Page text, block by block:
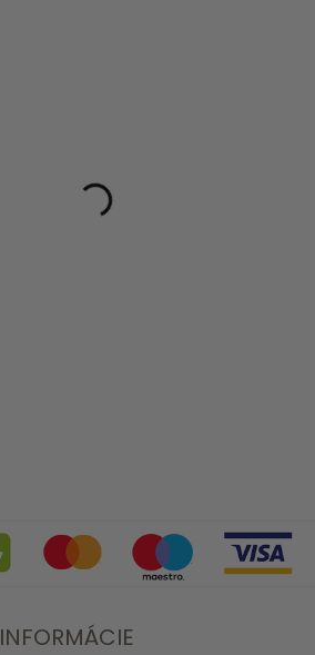
INFORMÁCIE